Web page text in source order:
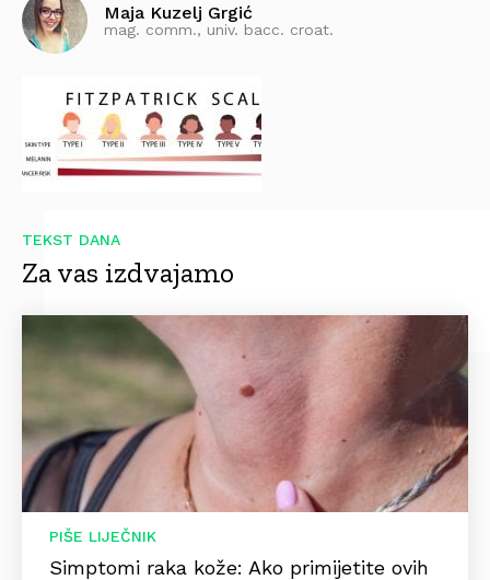
Maja Kuzelj Grgić
mag. comm., univ. bacc. croat.
TEKST DANA
Za vas izdvajamo
PIŠE LIJEČNIK
Simptomi raka kože: Ako primijetite ovih